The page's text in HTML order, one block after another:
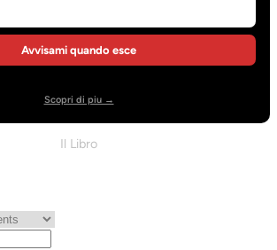
Avvisami quando esce
Scopri di piu →
Il Libro